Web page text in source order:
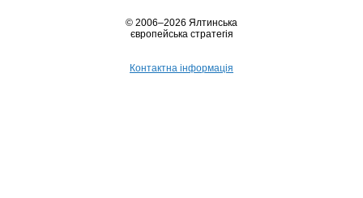
© 2006–2026 Ялтинська
європейська стратегія
Контактна інформація